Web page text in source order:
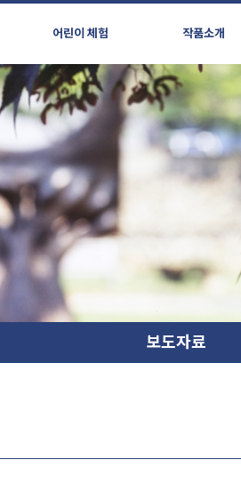
어린이 체험 작품소개
보도자료